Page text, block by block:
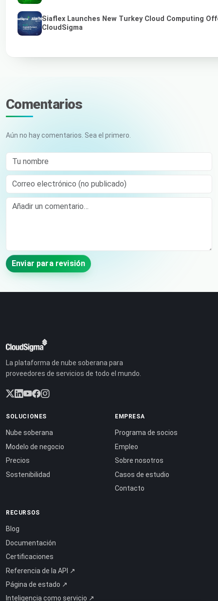
Siaflex Launches New Turkey Cloud Computing
CloudSigma
Comentarios
Aún no hay comentarios. Sea el primero.
Tu nombre
Correo electrónico (no publicado)
Comment
Enviar para revisión
La plataforma de nube soberana para
proveedores de servicios de todo el mundo.
SOLUCIONES
Nube soberana
Modelo de negocio
Precios
Sostenibilidad
EMPRESA
Programa de socios
Empleo
Sobre nosotros
Casos de estudio
Contacto
RECURSOS
Blog
Documentación
Certificaciones
Referencia de la API ↗
Página de estado ↗
Inteligencia como servicio ↗